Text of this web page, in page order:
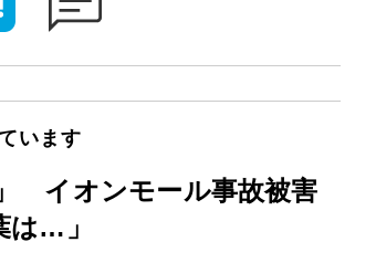
います
イオンモール事故被害
は…」